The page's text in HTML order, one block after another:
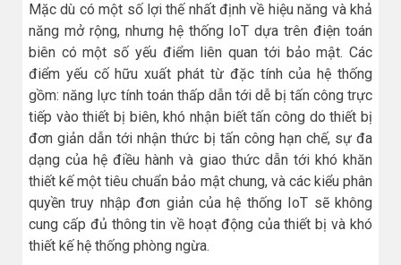
Mặc dù có một số lợi thế nhất định về hiệu năng và khả
năng mở rộng, nhưng hệ thống IoT dựa trên điện toán
biên có một số yếu điểm liên quan tới bảo mật. Các
điểm yếu cố hữu xuất phát từ đặc tính của hệ thống
gồm: năng lực tính toán thấp dẫn tới dễ bị tấn công trực
tiếp vào thiết bị biên, khó nhận biết tấn công do thiết bị
đơn giản dẫn tới nhận thức bị tấn công hạn chế, sự đa
dạng của hệ điều hành và giao thức dẫn tới khó khăn
thiết kế một tiêu chuẩn bảo mật chung, và các kiểu phân
quyền truy nhập đơn giản của hệ thống IoT sẽ không
cung cấp đủ thông tin về hoạt động của thiết bị và khó
thiết kế hệ thống phòng ngừa.